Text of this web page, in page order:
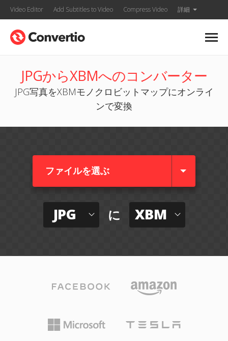
Video Editor Add Subtitles to Video Compress Video 詳細
JPGからXBMへのコンバーター
JPG写真をXBMモノクロビットマップにオンライ
ンで変換
ファイルを選ぶ
JPG に XBM